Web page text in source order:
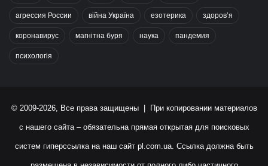
агрессия России війна Україна езотерика здоров’я
коронавирус магнітна буря наука пандемия
психологія
© 2009-2026, Все права защищены | При копировании материалов
с нашего сайта – обязательна прямая открытая для поисковых
систем гиперссылка на наш сайт pl.com.ua. Ссылка должна быть